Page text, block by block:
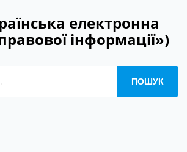
електронна
інформації»)